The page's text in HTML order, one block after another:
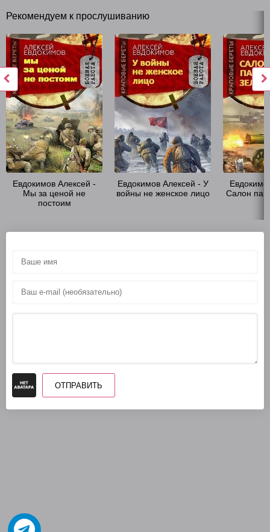
Рекомендуем к прослушиванию
Евдокимов Алексей -
Мы за ценой не
постоим
Евдокимов Алексей - У
войны не женское лицо
Салон
ОТПРАВИТЬ